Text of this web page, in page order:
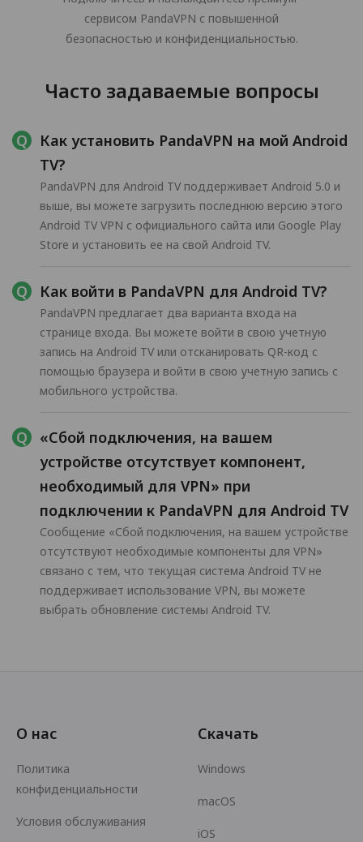
сервисом PandaVPN с повышенной
безопасностью и конфиденциальностью.
Часто задаваемые вопросы
Как установить PandaVPN на мой Android
TV?
PandaVPN для Android TV поддерживает Android 5.0 и
выше, вы можете загрузить последнюю версию этого
Android TV VPN с официального сайта или Google Play
Store и установить ее на свой Android TV.
Как войти в PandaVPN для Android TV?
PandaVPN предлагает два варианта входа на
странице входа. Вы можете войти в свою учетную
запись на Android TV или отсканировать QR-код с
помощью браузера и войти в свою учетную запись с
мобильного устройства.
«Сбой подключения, на вашем
устройстве отсутствует компонент,
необходимый для VPN» при
подключении к PandaVPN для Android TV
Сообщение «Сбой подключения, на вашем устройстве
отсутствуют необходимые компоненты для VPN»
связано с тем, что текущая система Android TV не
поддерживает использование VPN, вы можете
выбрать обновление системы Android TV.
О нас
Политика
конфиденциальности
Условия обслуживания
Скачать
Windows
macOS
iOS